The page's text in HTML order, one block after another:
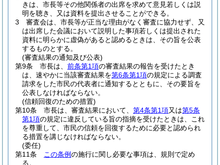
きは、市長等その他関係者の出席を求めて意見若しくは説
明を聴き、又は資料を提出させることができる。
3
審査会は、市長等が正当な理由がなく審査に協力せず、又
は出席した会議において説明した事項若しくは提出された
資料に明らかに虚偽があると認めるときは、その旨を公表
するものとする。
(審査結果の通知及び公表)
第9条
市長は、 前条第1項の審査結果の報告を受けたとき
は、速やかに当該審査結果を第6条第1項の規定による調査
請求をした市民の代表者に通知するとともに、その要旨を
公表しなければならない。
(信頼回復のための措置)
第10条
市長は、審査結果において、 第4条第1項又は第5条
第1項の規定に違反している旨の指摘を受けたときは、これ
を尊重して、市民の信頼を回復するために必要と認められ
る措置を講じなければならない。
(委任)
第11条
この条例の施行に関し必要な事項は、規則で定め
る。